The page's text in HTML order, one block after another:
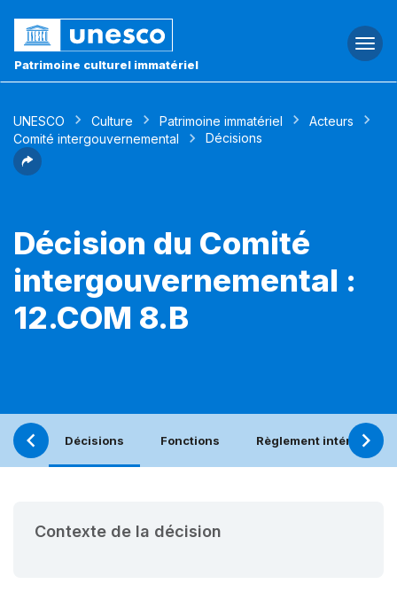
Patrimoine culturel immatériel
UNESCO Culture Patrimoine immatériel
Acteurs
Comité intergouvernemental
Décisions
Décision du Comité
intergouvernemental :
12.COM 8.B
Décisions Fonctions Règlement intérieur
Contexte de la décision